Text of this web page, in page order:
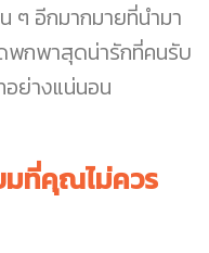
ๆ อีกมากมายที่นำมา
พกพาสุดน่ารักที่คนรับ
ย่างแน่นอน
มที่คุณไม่ควร